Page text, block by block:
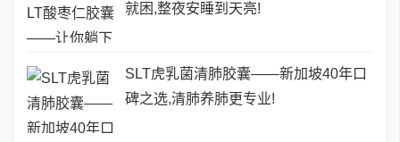
就困,整夜安睡到天亮!
SLT虎乳菌清肺胶囊——新加坡40年口
碑之选,清肺养肺更专业!